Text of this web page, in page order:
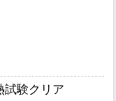
験クリア